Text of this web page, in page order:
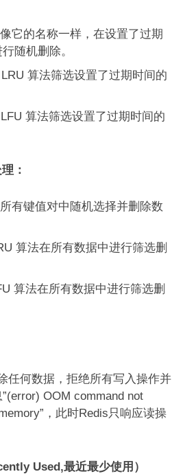
它的名称一样，在设置了过期
随机删除。
算法筛选设置了过期时间的
算法筛选设置了过期时间的
：
有键值对中随机选择并删除数
算法在所有数据中进行筛选删
算法在所有数据中进行筛选删
任何数据，拒绝所有写入操作并
OOM command not
，此时Redis只响应读操
Used,最近最少使用）